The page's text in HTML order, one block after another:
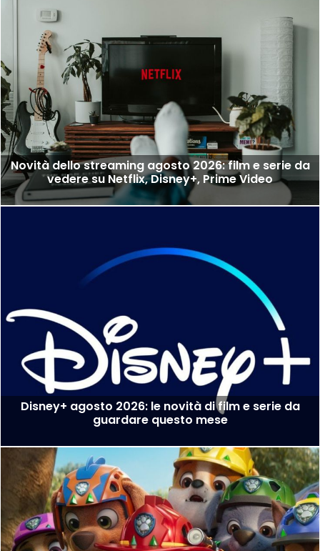
Novità dello streaming agosto 2026: film e serie da
vedere su Netflix, Disney+, Prime Video
Disney+ agosto 2026: le novità di film e serie da
guardare questo mese